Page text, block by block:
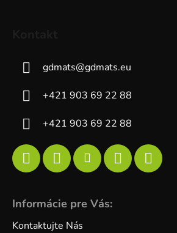
gdmats@gdmats.eu
+421 903 69 22 88
+421 903 69 22 88
Informácie pre Vás:
Kontaktujte Nás